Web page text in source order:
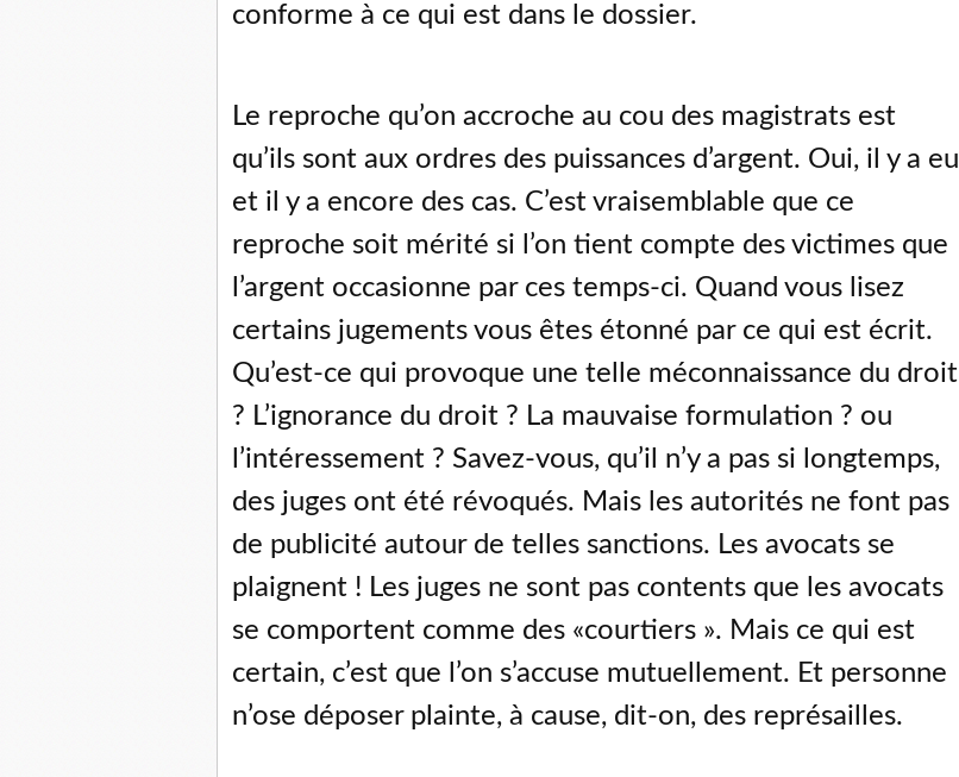
conforme à ce qui est dans le dossier.
Le reproche qu’on accroche au cou des magistrats est
qu’ils sont aux ordres des puissances d’argent. Oui, il y a eu
et il y a encore des cas. C’est vraisemblable que ce
reproche soit mérité si l’on tient compte des victimes que
l’argent occasionne par ces temps-ci. Quand vous lisez
certains jugements vous êtes étonné par ce qui est écrit.
Qu’est-ce qui provoque une telle méconnaissance du droit
? L’ignorance du droit ? La mauvaise formulation ? ou
l’intéressement ? Savez-vous, qu’il n’y a pas si longtemps,
des juges ont été révoqués. Mais les autorités ne font pas
de publicité autour de telles sanctions. Les avocats se
plaignent ! Les juges ne sont pas contents que les avocats
se comportent comme des «courtiers ». Mais ce qui est
certain, c’est que l’on s’accuse mutuellement. Et personne
n’ose déposer plainte, à cause, dit-on, des représailles.